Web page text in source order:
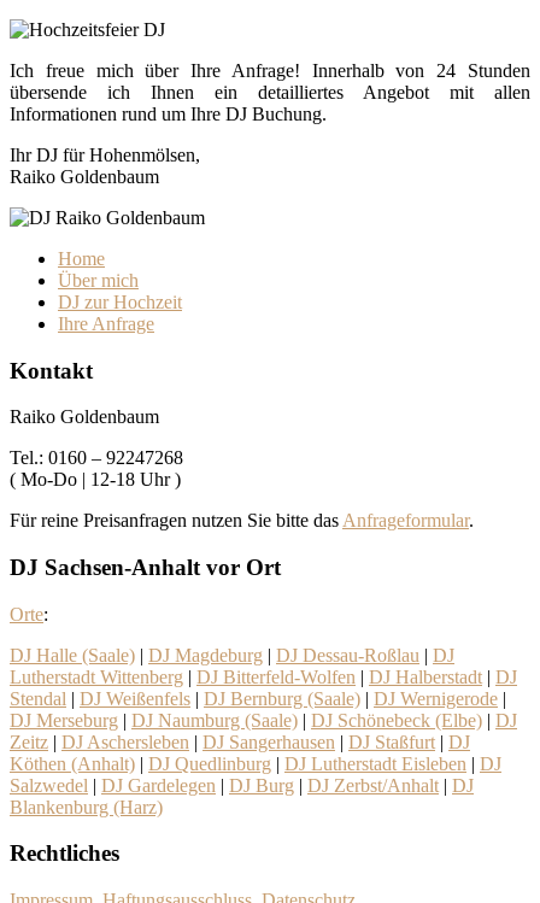
Ich freue mich über Ihre Anfrage! Innerhalb von 24 Stunden
übersende ich Ihnen ein detailliertes Angebot mit allen
Informationen rund um Ihre DJ Buchung.
Ihr DJ für Hohenmölsen,
Raiko Goldenbaum
Home
Über mich
DJ zur Hochzeit
Ihre Anfrage
Kontakt
Raiko Goldenbaum
Tel.: 0160 – 92247268
( Mo-Do | 12-18 Uhr )
Für reine Preisanfragen nutzen Sie bitte das Anfrageformular.
DJ Sachsen-Anhalt vor Ort
Orte:
DJ Halle (Saale) | DJ Magdeburg | DJ Dessau-Roßlau | DJ
Lutherstadt Wittenberg | DJ Bitterfeld-Wolfen | DJ Halberstadt | DJ
Stendal | DJ Weißenfels | DJ Bernburg (Saale) | DJ Wernigerode |
DJ Merseburg | DJ Naumburg (Saale) | DJ Schönebeck (Elbe) | DJ
Zeitz | DJ Aschersleben | DJ Sangerhausen | DJ Staßfurt | DJ
Köthen (Anhalt) | DJ Quedlinburg | DJ Lutherstadt Eisleben | DJ
Salzwedel | DJ Gardelegen | DJ Burg | DJ Zerbst/Anhalt | DJ
Blankenburg (Harz)
Rechtliches